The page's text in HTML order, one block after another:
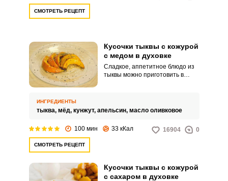
СМОТРЕТЬ РЕЦЕПТ
Кусочки тыквы с кожурой
с медом в духовке
Сладкое, аппетитное блюдо из
тыквы можно приготовить в
получается не только вкусным,
но и полезным.
ИНГРЕДИЕНТЫ
тыква, мёд, кунжут, апельсин, масло оливковое
100 мин 33 кКал 16904 0
СМОТРЕТЬ РЕЦЕПТ
Кусочки тыквы с кожурой
с сахаром в духовке